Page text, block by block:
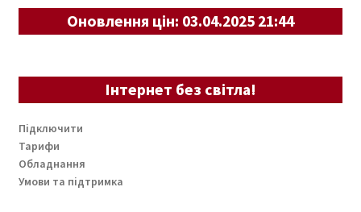
Оновлення цін: 03.04.2025 21:44
Інтернет без світла!
Підключити
Тарифи
Обладнання
Умови та підтримка